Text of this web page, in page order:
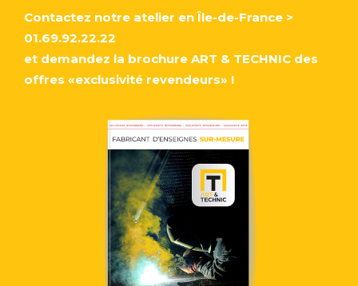
Contactez notre atelier en Île-de-France >
01.69.92.22.22
et demandez la brochure ART & TECHNIC des
offres «exclusivité revendeurs» !